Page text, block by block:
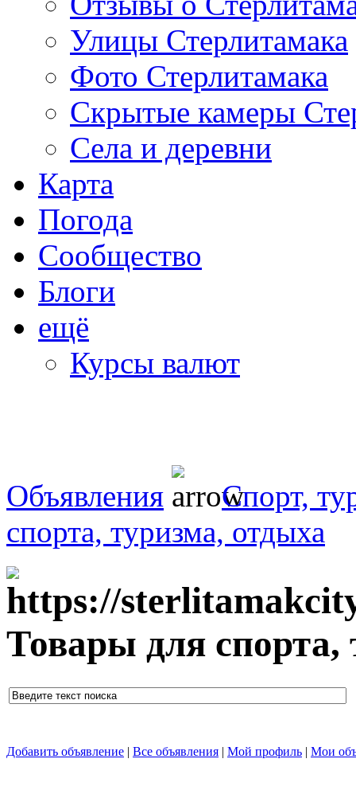
Улицы Стерлитамака
Фото Стерлитамака
Скрытые камеры
Села и деревни
Карта
Погода
Сообщество
Блоги
ещё
Курсы валют
Объявления
Спорт,
спорта, туризма, отдыха
Товары для спорта,
Добавить объявление | Все объявления | Мой профиль | Мои